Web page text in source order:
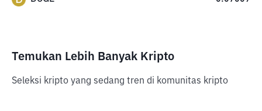
Temukan Lebih Banyak Kripto
Seleksi kripto yang sedang tren di komunitas kripto